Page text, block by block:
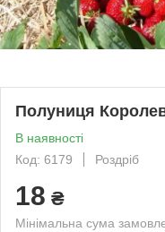
Полуниця
В наявності
Код: 6179
Роздріб
18 ₴
Мінімальна сума